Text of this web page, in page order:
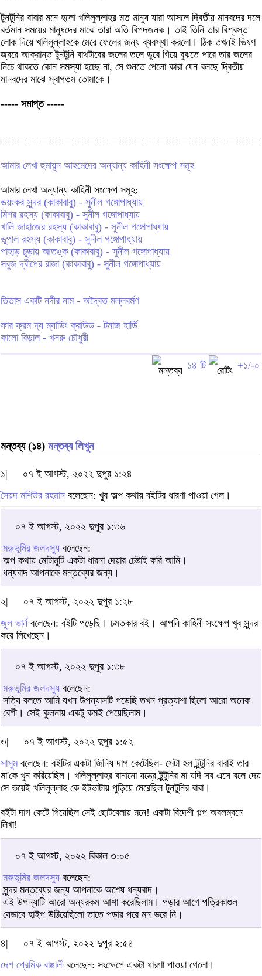
টুনটুনির বাবার মনে হলো খলিলুল্লাহর মত মানুষ যারা আসলে দ্বিতীয় মানবদের দলে
বর্তমান সময়ের মানুষদের মাঝে তারা অতি বিপদজনক। তাই তিনি তার বিশ্বস্ত
লোক দিয়ে খলিলুল্লাহকে মেরে ফেলের জন্য ব্যবস্থা করলো। ঠিক তখনই ভিষণ
জ্বরে আক্রান্ত টুনটুনি বাথটাবের জলের তলে ডুবে গিয়ে বুঝতে পারে তার জলের
নিচে থাকতে কোন সমস্যা হচ্ছে না, সে শুনতে পেলো কারা যেন বলছে দ্বিতীয়
মানবদের মাঝে স্বাগতম তোমাকে।
----- সমাপ্ত -----
আমার লেখা হুমায়ূন আহমেদের অন্যান্য কাহিনী সংক্ষেপ সমূহ
আমার লেখা অন্যান্য কাহিনী সংক্ষেপ সমূহ:
ভয়ংকর সুন্দর (কাকাবাবু) - সুনীল গঙ্গোপাধ্যায়
মিশর রহস্য (কাকাবাবু) - সুনীল গঙ্গোপাধ্যায়
খালি জাহাজের রহস্য (কাকাবাবু) - সুনীল গঙ্গোপাধ্যায়
ভূপাল রহস্য (কাকাবাবু) - সুনীল গঙ্গোপাধ্যায়
পাহাড় চূড়ায় আতঙ্ক (কাকাবাবু) - সুনীল গঙ্গোপাধ্যায়
সবুজ দ্বীপের রাজা (কাকাবাবু) - সুনীল গঙ্গোপাধ্যায়
তিতাস একটি নদীর নাম - অদ্বৈত মল্লবর্মণ
ফার ফ্রম দ্য ম্যাডিং ক্রাউড - টমাজ হার্ডি
কালো বিড়াল - খসরু চৌধুরী
১৪ টি +১/-০
মন্তব্য (১৪) মন্তব্য লিখুন
১|
০৭ ই আগস্ট, ২০২২ দুপুর ১:২৪
সৈয়দ মশিউর রহমান বলেছেন: খুব অল্প কথায় বইটির ধারণা পাওয়া গেল।
০৭ ই আগস্ট, ২০২২ দুপুর ১:৩৬
মরুভূমির জলদস্যু বলেছেন:
অল্প কথায় মোটামুটি একটা ধারনা দেয়ার চেষ্টাই করি আমি।
ধন্যবাদ আপনাকে মন্তব্যের জন্য।
২|
০৭ ই আগস্ট, ২০২২ দুপুর ১:২৮
জুল ভার্ন বলেছেন: বইটি পড়েছি। চমতকার বই। আপনি কাহিনী সংক্ষেপ খুব সুন্দর
করে লিখেছেন।
০৭ ই আগস্ট, ২০২২ দুপুর ১:৩৮
মরুভূমির জলদস্যু বলেছেন:
সত্যি বলতে আমি যখন উপন্যাসটি পড়েছি তখন প্রত্যাশা ছিলো আরো অনেক
বেশী। সেই কুলনায় একটু কমই পেয়েছিলাম।
৩|
০৭ ই আগস্ট, ২০২২ দুপুর ১:৫২
সাসুমবলেছেন: বইটির একটা জিনিষ দাগ কেটেছিল- সেটা হল টুন্টুনির বাবাই তার
মা'কে খুন করিয়েছিল। খলিলুল্লাহর বানানো যন্ত্রে টুন্টুনির মা যদি সব এসে বলে দেয়
সে ভয়েই খলিলুল্লাহ কে ইটভাটায় পুড়িয়ে মেরেছিল টুনটুনির বাবা।
বইটা দাগ কেটে গিয়েছিল সেই ছোটবেলায় মনে! একটা বিদেশী গল্প অবলম্বনে
লিখা!
০৭ ই আগস্ট, ২০২২ বিকাল ৩:০৫
মরুভূমির জলদস্যু বলেছেন:
সুন্দর মন্তব্যের জন্য আপনাকে অশেষ ধন্যবাদ।
এই উপন্যাটি আরো অন্যরকম আশা করেছিলাম। পড়ার আগে পত্রিকাগুল
যেভাবে হাইপ উঠিয়েছিলো তাতে পড়ার পরে মন ভরে নি।
৪|
০৭ ই আগস্ট, ২০২২ দুপুর ২:৫৪
দেশ প্রেমিক বাঙালীবলেছেন: সংক্ষেপে একটা ধারণা পাওয়া গেলো।